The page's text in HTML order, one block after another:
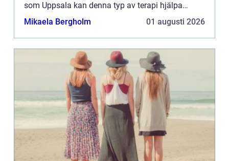
som Uppsala kan denna typ av terapi hjälpa
individer i en relation att ta ...
Mikaela Bergholm 01 augusti 2026